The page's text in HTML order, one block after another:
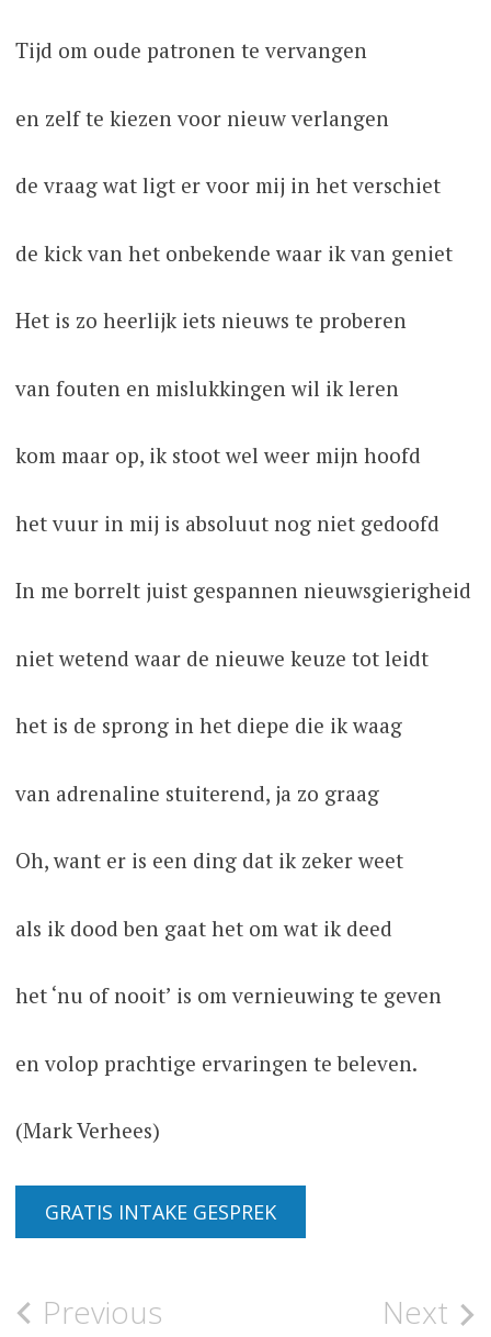
Tijd om oude patronen te vervangen
en zelf te kiezen voor nieuw verlangen
de vraag wat ligt er voor mij in het verschiet
de kick van het onbekende waar ik van geniet
Het is zo heerlijk iets nieuws te proberen
van fouten en mislukkingen wil ik leren
kom maar op, ik stoot wel weer mijn hoofd
het vuur in mij is absoluut nog niet gedoofd
In me borrelt juist gespannen nieuwsgierigheid
niet wetend waar de nieuwe keuze tot leidt
het is de sprong in het diepe die ik waag
van adrenaline stuiterend, ja zo graag
Oh, want er is een ding dat ik zeker weet
als ik dood ben gaat het om wat ik deed
het ‘nu of nooit’ is om vernieuwing te geven
en volop prachtige ervaringen te beleven.
(Mark Verhees)
GRATIS INTAKE GESPREK
Bericht
Previous Next